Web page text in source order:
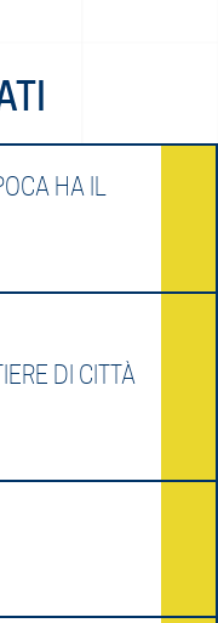
HA IL
DI CITTÀ